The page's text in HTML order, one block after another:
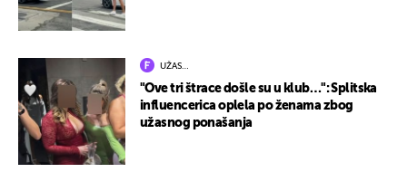
UŽAS…
"Ove tri štrace došle su u klub…": Splitska
influencerica oplela po ženama zbog
užasnog ponašanja